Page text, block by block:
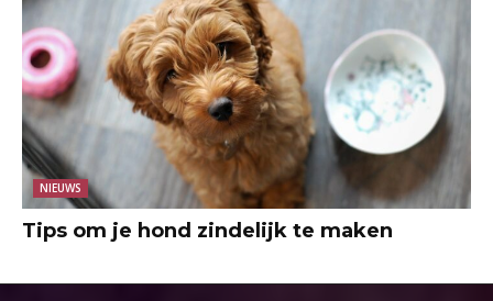
NIEUWS
Tips om je hond zindelijk te maken